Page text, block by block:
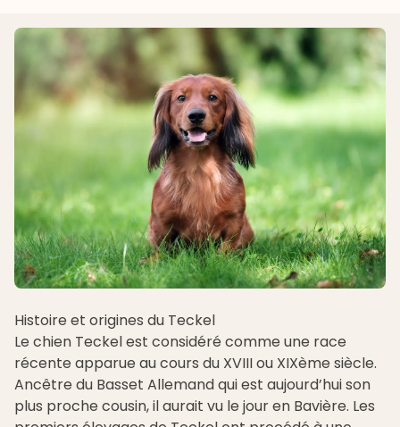
Histoire et origines du Teckel
Le chien Teckel est considéré comme une race
récente apparue au cours du XVIII ou XIXème siècle.
Ancêtre du Basset Allemand qui est aujourd’hui son
plus proche cousin, il aurait vu le jour en Bavière. Les